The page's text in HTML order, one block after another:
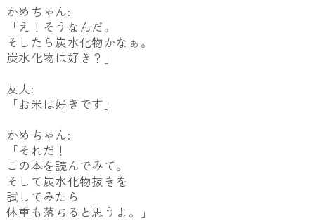
かめちゃん:
「え！そうなんだ。
そしたら炭水化物かなぁ。
炭水化物は好き？」
友人:
「お米は好きです」
かめちゃん:
「それだ！
この本を読んでみて。
そして炭水化物抜きを
試してみたら
体重も落ちると思うよ。」